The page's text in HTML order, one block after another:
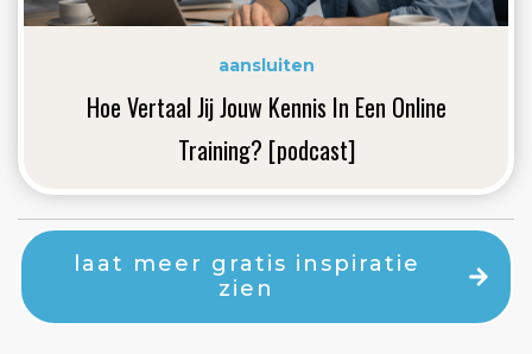
aansluiten
Hoe Vertaal Jij Jouw Kennis In Een Online
Training? [podcast]
laat meer gratis inspiratie
zien